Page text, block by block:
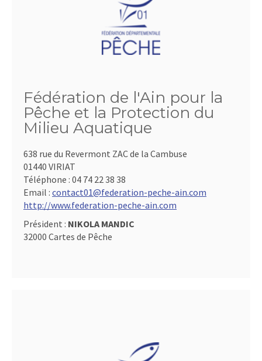
Fédération de l'Ain pour la
Pêche et la Protection du
Milieu Aquatique
638 rue du Revermont ZAC de la Cambuse
01440 VIRIAT
Téléphone : 04 74 22 38 38
Email : contact01@federation-peche-ain.com
http://www.federation-peche-ain.com
Président : NIKOLA MANDIC
32000 Cartes de Pêche